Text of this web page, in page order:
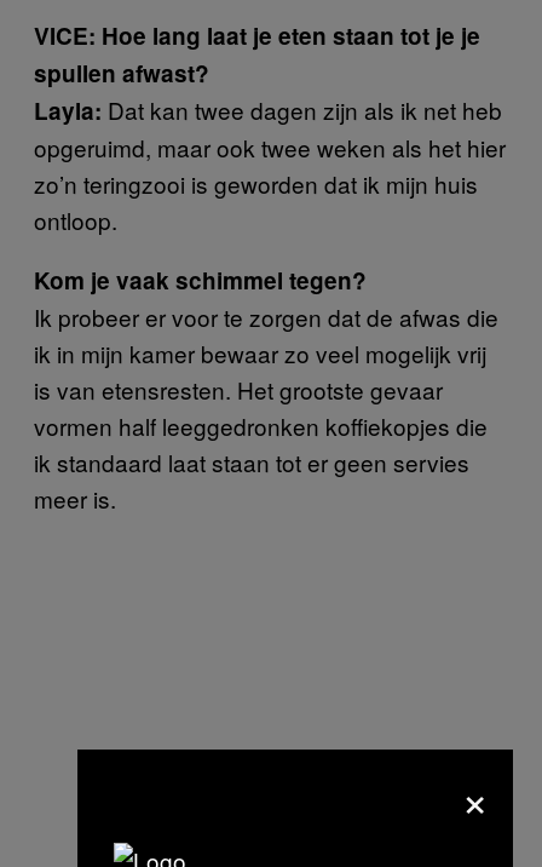
VICE: Hoe lang laat je eten staan tot je je
spullen afwast?
Layla: Dat kan twee dagen zijn als ik net heb
opgeruimd, maar ook twee weken als het hier
zo’n teringzooi is geworden dat ik mijn huis
ontloop.
Kom je vaak schimmel tegen?
Ik probeer er voor te zorgen dat de afwas die
ik in mijn kamer bewaar zo veel mogelijk vrij
is van etensresten. Het grootste gevaar
vormen half leeggedronken koffiekopjes die
ik standaard laat staan tot er geen servies
meer is.
×